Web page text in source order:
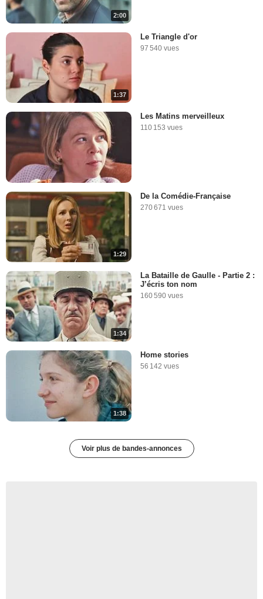
2:00
1:37
Le Triangle d'or
97 540 vues
Les Matins merveilleux
110 153 vues
1:29
De la Comédie-Française
270 671 vues
1:34
La Bataille de Gaulle - Partie 2 :
J’écris ton nom
160 590 vues
1:38
Home stories
56 142 vues
Voir plus de bandes-annonces